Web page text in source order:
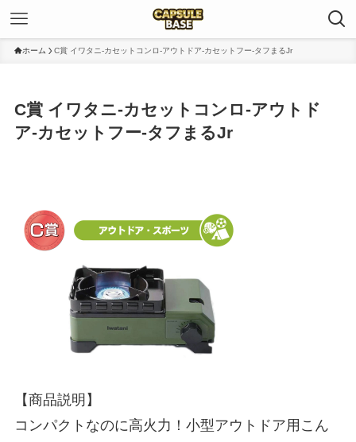
ホーム C賞 イワタニ-カセットコンロ-アウトドア-カセットフー-タフまるJr
C賞 イワタニ-カセットコンロ-アウトド
ア-カセットフー-タフまるJr
【商品説明】
コンパクトなのに高火力！小型アウトドア用こん